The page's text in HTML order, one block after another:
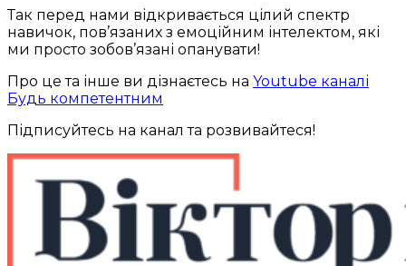
Так перед нами відкривається цілий спектр
навичок, пов’язаних з емоційним інтелектом, які
ми просто зобов’язані опанувати!
Про це та інше ви дізнаєтесь на Youtube каналі
Будь компетентним
Підписуйтесь на канал та розвивайтеся!